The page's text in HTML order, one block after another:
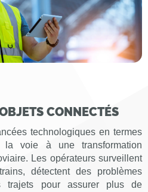
CONNECTÉS
technologiques en termes
la voie à une transformation
Les opérateurs surveillent
détectent des problèmes
trajets pour assurer plus de